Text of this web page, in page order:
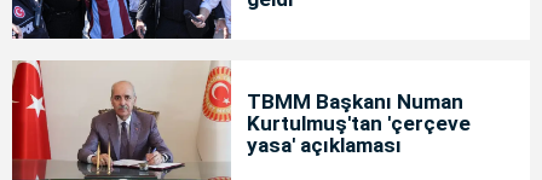
TBMM Başkanı Numan
Kurtulmuş'tan 'çerçeve
yasa' açıklaması